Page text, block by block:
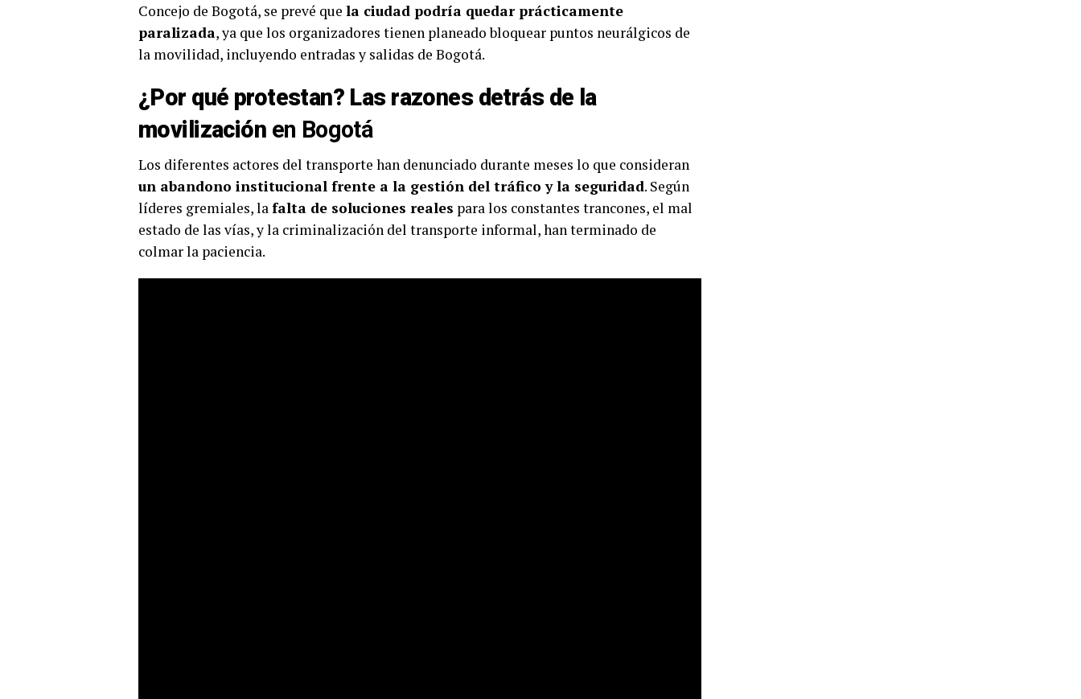
Concejo de Bogotá, se prevé que la ciudad podría quedar prácticamente
paralizada, ya que los organizadores tienen planeado bloquear puntos neurálgicos de
la movilidad, incluyendo entradas y salidas de Bogotá.
¿Por qué protestan? Las razones detrás de la
movilización en Bogotá
Los diferentes actores del transporte han denunciado durante meses lo que consideran
un abandono institucional frente a la gestión del tráfico y la seguridad. Según
líderes gremiales, lafalta de soluciones reales para los constantes trancones, el mal
estado de las vías, y la criminalización del transporte informal, han terminado de
colmar la paciencia.